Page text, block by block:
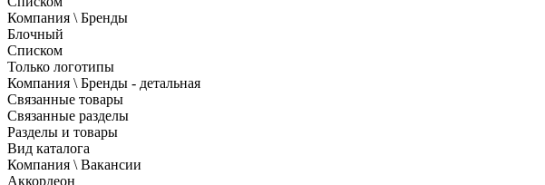
Компания \ Бренды
Блочный
Списком
Только логотипы
Компания \ Бренды - детальная
Связанные товары
Связанные разделы
Разделы и товары
Вид каталога
Компания \ Вакансии
Аккордеон